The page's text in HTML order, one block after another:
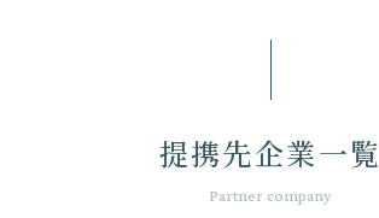
提携先企業一覧
Partner company